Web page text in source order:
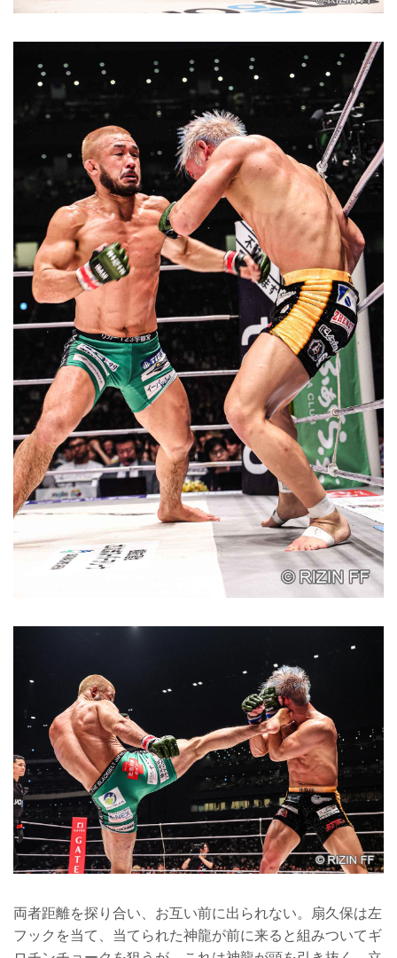
両者距離を探り合い、お互い前に出られない。扇久保は左
フックを当て、当てられた神龍が前に来ると組みついてギ